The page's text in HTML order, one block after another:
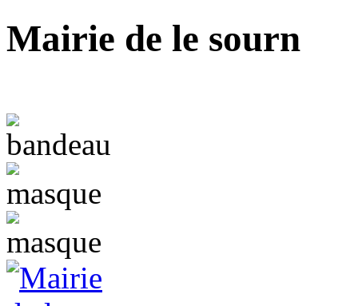
Mairie de le sourn